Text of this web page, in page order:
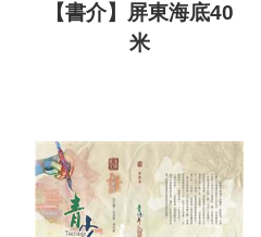
【書介】屏東海底40
米